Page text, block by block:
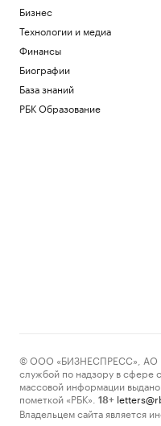
Инвестиции
Путин провел оперативное
с членами Совбеза
Политика
Путин поговорил по
президентом ОАЭ
Политика
Как выход на фондовый
фундамент моста времен
«Рубин» и «Нефтехимик»
В Ялте разминируют
Бизнес
Технологии и медиа
Финансы
Биографии
База знаний
РБК Образование
© ООО «БИЗНЕСПРЕСС», АО
службой по надзору в сфере
массовой информации
пометкой «РБК».
18+
Владельцем сайта является